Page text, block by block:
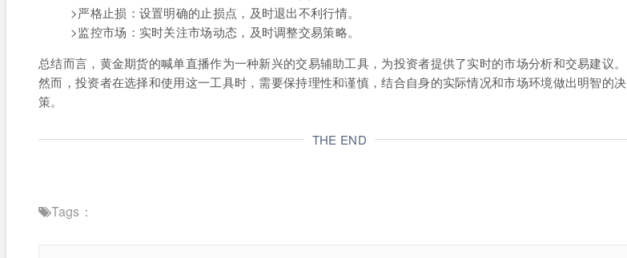
>严格止损：设置明确的止损点，及时退出不利行情。
>监控市场：实时关注市场动态，及时调整交易策略。
总结而言，黄金期货的喊单直播作为一种新兴的交易辅助工具，为投资者提供了实时的市场分析和交易建议。
然而，投资者在选择和使用这一工具时，需要保持理性和谨慎，结合自身的实际情况和市场环境做出明智的决
策。
THE END
Tags：